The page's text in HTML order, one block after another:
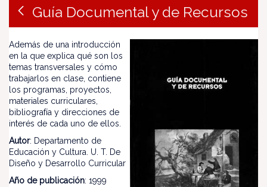
Guía Documental y de Recursos
Además de una introducción
en la que explica qué son los
temas transversales y cómo
trabajarlos en clase, contiene
los programas, proyectos,
materiales curriculares,
bibliografía y direcciones de
interés de cada uno de ellos.
Autor: Departamento de
Educación y Cultura. U. T. De
Diseño y Desarrollo Curricular
Año de publicación: 1999